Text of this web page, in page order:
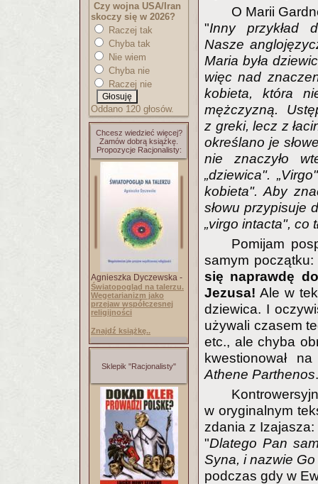
Czy wojna USA/Iran
skoczy się w 2026?
Raczej tak
Chyba tak
Nie wiem
Chyba nie
Raczej nie
Oddano 120 głosów.
Chcesz wiedzieć więcej?
Zamów dobrą książkę.
Propozycje Racjonalisty:
Agnieszka Dyczewska -
Światopogląd na talerzu.
Wegetarianizm jako
przejaw współczesnej
religijności
Znajdź książkę..
Sklepik "Racjonalisty"
O Marii
"Inny przykład
Nasze
Maria była
więc nad
kobieta, która
mężczyzną.
z greki, lecz z
określano je
nie znaczyło
„dziewica".
kobieta". Aby
słowu przypisuje
„virgo intacta", co
Pomijam
samym początku:
się naprawdę
Jezusa! Ale w
dziewica. I
używali czasem
etc., ale chyba
kwestionował
Athene Parthenos.
w oryginalnym
zdania z Izajasza:
"Dlatego Pan
Syna, i nazwie
podczas gdy w